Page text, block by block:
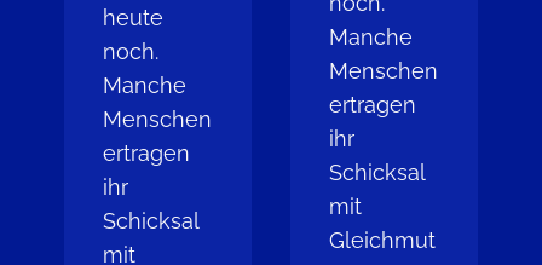
heute
noch.
Manche
Menschen
ertragen
ihr
Schicksal
mit
Manche
Menschen
ertragen
ihr
Schicksal
mit
Gleichmut